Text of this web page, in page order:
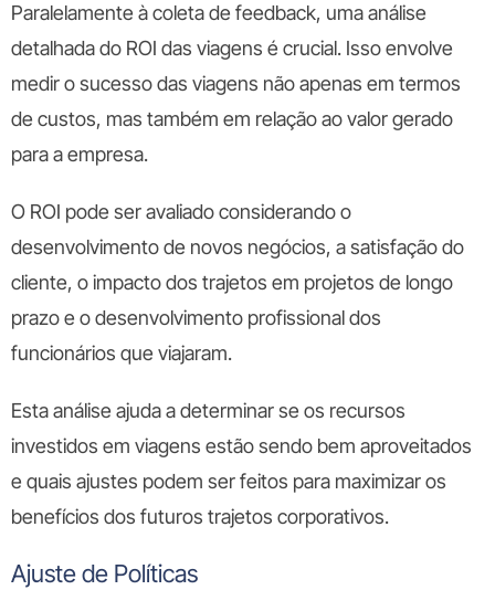
Paralelamente à coleta de feedback, uma análise
detalhada do ROI das viagens é crucial. Isso envolve
medir o sucesso das viagens não apenas em termos
de custos, mas também em relação ao valor gerado
para a empresa.
O ROI pode ser avaliado considerando o
desenvolvimento de novos negócios, a satisfação do
cliente, o impacto dos trajetos em projetos de longo
prazo e o desenvolvimento profissional dos
funcionários que viajaram.
Esta análise ajuda a determinar se os recursos
investidos em viagens estão sendo bem aproveitados
e quais ajustes podem ser feitos para maximizar os
benefícios dos futuros trajetos corporativos.
Ajuste de Políticas